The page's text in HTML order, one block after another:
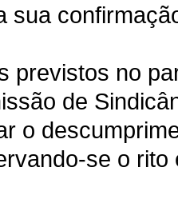
sua
previstos no
de
o
se o